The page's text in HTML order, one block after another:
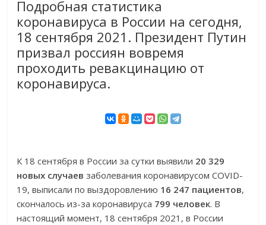
Подробная статистика
коронавируса в России на сегодня,
18 сентября 2021. Президент Путин
призвал россиян вовремя
проходить ревакцинацию от
коронавируса.
К 18 сентября в России за сутки выявили 20 329
новых случаев заболевания коронавирусом COVID-
19, выписали по выздоровлению 16 247 пациентов,
скончалось из-за коронавируса 799 человек. В
настоящий момент, 18 сентября 2021, в России